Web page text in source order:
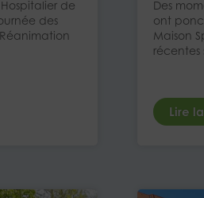
de
des
Des
ont
Maison
récentes
Lire